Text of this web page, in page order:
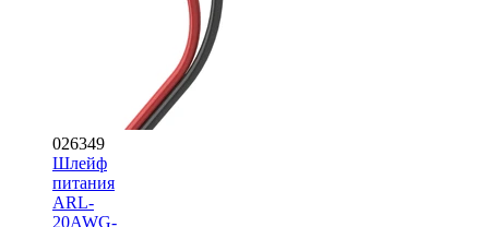
026349
Шлейф
питания
ARL-
20AWG-